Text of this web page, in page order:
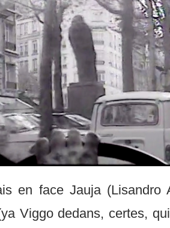
en face Jauja (Lisandro
Viggo dedans, certes,